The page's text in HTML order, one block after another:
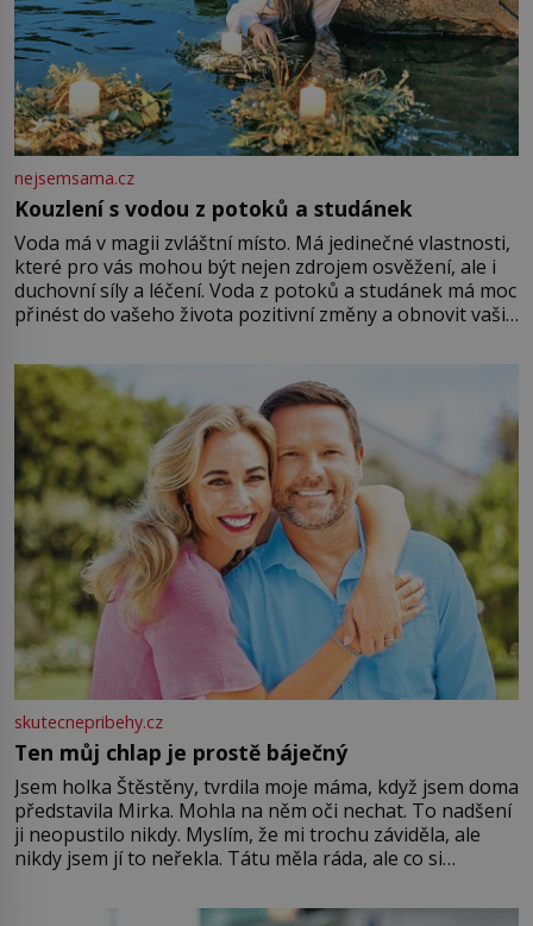
nejsemsama.cz
Kouzlení s vodou z potoků a studánek
Voda má v magii zvláštní místo. Má jedinečné vlastnosti,
které pro vás mohou být nejen zdrojem osvěžení, ale i
duchovní síly a léčení. Voda z potoků a studánek má moc
přinést do vašeho života pozitivní změny a obnovit vaši
můžete obohatit své rituály a přinést do svého života
větší harmonii a klid. Je důležité
skutecnepribehy.cz
Ten můj chlap je prostě báječný
Jsem holka Štěstěny, tvrdila moje máma, když jsem doma
představila Mirka. Mohla na něm oči nechat. To nadšení
ji neopustilo nikdy. Myslím, že mi trochu záviděla, ale
nikdy jsem jí to neřekla. Tátu měla ráda, ale co si
Jsme spolu moc rádi Tehdy byla jiná doba, když